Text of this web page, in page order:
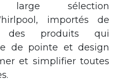
large sélection
importés de
des produits qui
de pointe et design
et simplifier toutes